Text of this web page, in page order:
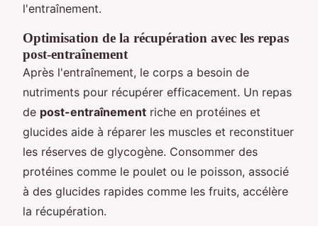
l'entraînement.
Optimisation de la récupération avec les repas
post-entraînement
Après l'entraînement, le corps a besoin de
nutriments pour récupérer efficacement. Un repas
de post-entraînement riche en protéines et
glucides aide à réparer les muscles et reconstituer
les réserves de glycogène. Consommer des
protéines comme le poulet ou le poisson, associé
à des glucides rapides comme les fruits, accélère
la récupération.